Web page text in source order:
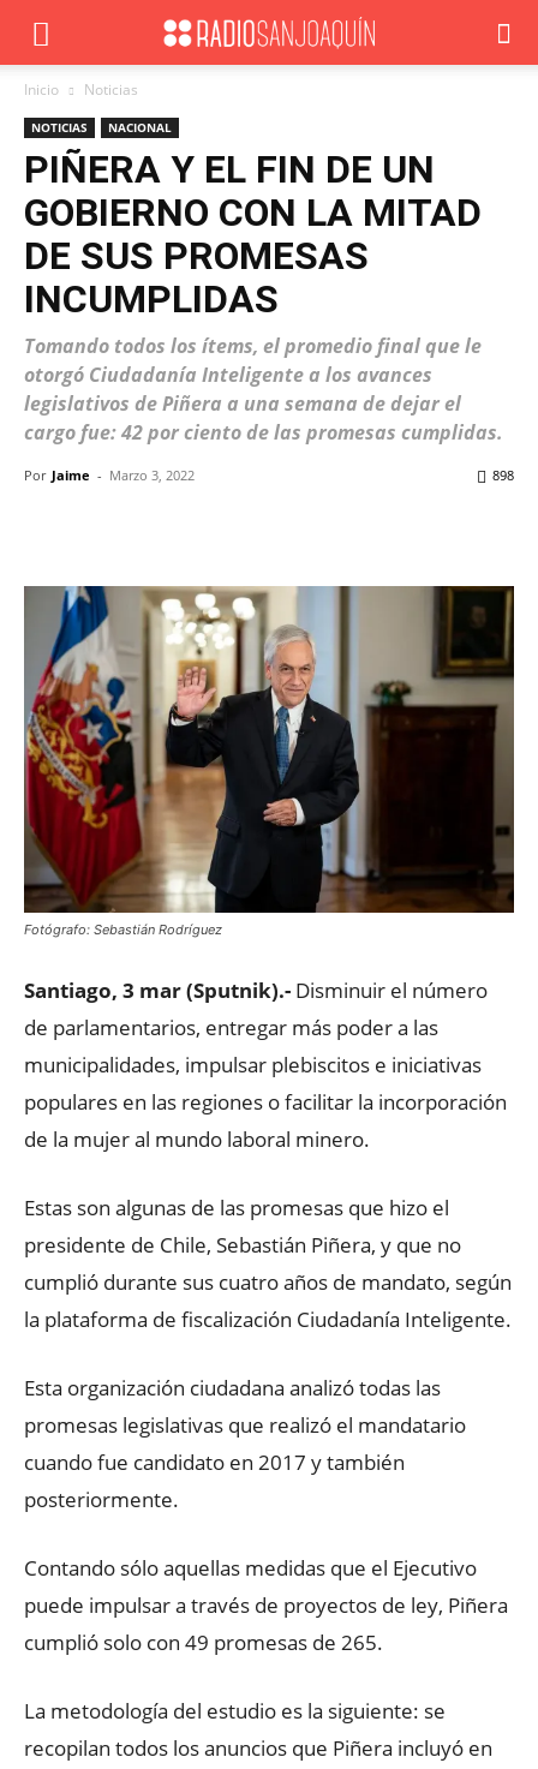
Inicio Noticias
NOTICIAS NACIONAL
PIÑERA Y EL FIN DE UN
GOBIERNO CON LA MITAD
DE SUS PROMESAS
INCUMPLIDAS
Tomando todos los ítems, el promedio final que le
otorgó Ciudadanía Inteligente a los avances
legislativos de Piñera a una semana de dejar el
cargo fue: 42 por ciento de las promesas cumplidas.
Por Jaime - Marzo 3, 2022 898
Fotógrafo: Sebastián Rodríguez
Santiago, 3 mar (Sputnik).- Disminuir el número
de parlamentarios, entregar más poder a las
municipalidades, impulsar plebiscitos e iniciativas
populares en las regiones o facilitar la incorporación
de la mujer al mundo laboral minero.
Estas son algunas de las promesas que hizo el
presidente de Chile, Sebastián Piñera, y que no
cumplió durante sus cuatro años de mandato, según
la plataforma de fiscalización Ciudadanía Inteligente.
Esta organización ciudadana analizó todas las
promesas legislativas que realizó el mandatario
cuando fue candidato en 2017 y también
posteriormente.
Contando sólo aquellas medidas que el Ejecutivo
puede impulsar a través de proyectos de ley, Piñera
cumplió solo con 49 promesas de 265.
La metodología del estudio es la siguiente: se
recopilan todos los anuncios que Piñera incluyó en